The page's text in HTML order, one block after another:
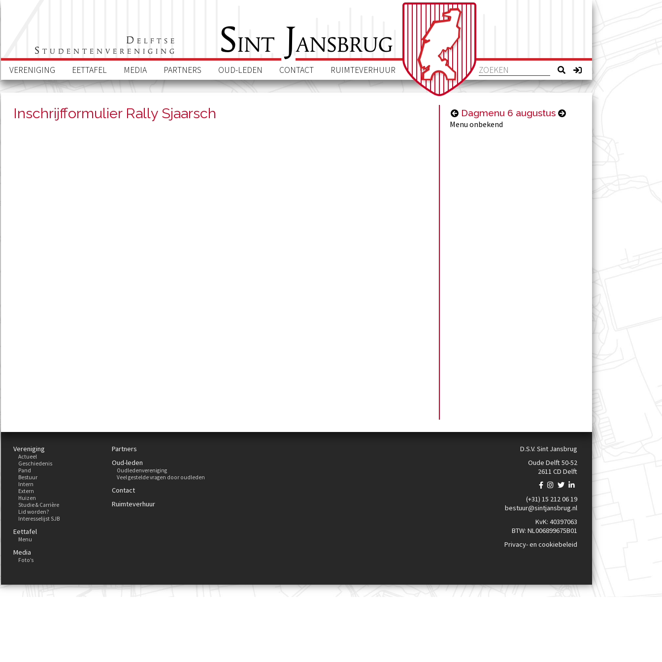
Delftse
Studentenvereniging
Sint Jansbrug
VERENIGING EETTAFEL MEDIA PARTNERS OUD-LEDEN CONTACT RUIMTEVERHUUR
Inschrijfformulier Rally Sjaarsch Dagmenu 6 augustus
Menu onbekend
Vereniging
Actueel
Geschiedenis
Pand
Bestuur
Intern
Extern
Huizen
Studie & Carrière
Lid worden?
Interesselijst SJB
Eettafel
Menu
Media
Foto’s
Partners
Oud-leden
Oudledenvereniging
Veel gestelde vragen door oudleden
Contact
Ruimteverhuur
D.S.V. Sint Jansbrug
Oude Delft 50-52
2611 CD Delft
(+31) 15 212 06 19
bestuur@sintjansbrug.nl
KvK: 40397063
BTW: NL006899675B01
Privacy- en cookiebeleid